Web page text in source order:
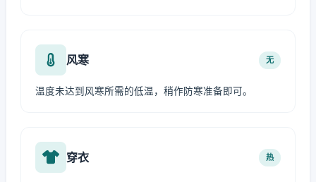
风寒 无
温度未达到风寒所需的低温，稍作防寒准备即可。
穿衣 热